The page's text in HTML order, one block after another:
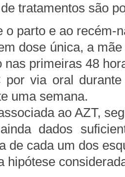
tratamentos são
o parto e ao recém-
dose única, a
nas primeiras 48
via oral
uma semana.
ao AZT,
dados
de cada um dos
hipótese